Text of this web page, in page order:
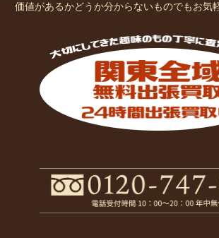
価値があるかどうか分からないものでもお気